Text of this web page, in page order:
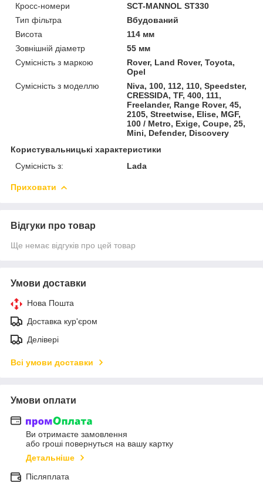
Кросс-номери
SCT-MANNOL ST330
Тип фільтра
Вбудований
Висота
114 мм
Зовнішній діаметр
55 мм
Сумісність з маркою
Rover, Land Rover, Toyota,
Opel
Сумісність з моделлю
Niva, 100, 112, 110, Speedster,
CRESSIDA, TF, 400, 111,
Freelander, Range Rover, 45,
2105, Streetwise, Elise, MGF,
100 / Metro, Exige, Coupe, 25,
Mini, Defender, Discovery
Користувальницькі характеристики
Сумісність з:
Lada
Приховати
Відгуки про товар
Ще немає відгуків про цей товар
Умови доставки
Нова Пошта
Доставка кур'єром
Делівері
Всі умови доставки
Умови оплати
Ви отримаєте замовлення
або гроші повернуться на вашу картку
Детальніше
Післяплата